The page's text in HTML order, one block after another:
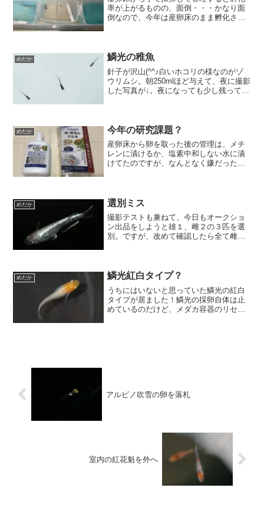
率が上がるものの、面倒・・・かなり面
倒なので、今年は産卵床のまま孵化させ
ってます。2日...
めだか 鱗光の稚魚
針子が沢山(^^♪白いホコリの様なのがゾ
ウリムシ。朝250mlほど与えて、夜に撮影
した写真が↓。夜になっても少し残ってい
めだか 今年の研究課題？
産卵床から卵を取った後の管理は、メチ
レンに漬けるか、塩素中和しない水に漬
けてたのですが、なんとなく嫌だったん
チレンの代用品...
めだか 選別ミス
撮影テストも兼ねて、今日もオークショ
ン出品をしようと雄１、雌２の３匹を選
別。ですが、改めて確認したら全て雌に
1/200, ISO...
めだか 鱗光紅白タイプ？
うちにはいないと思っていた鱗光の紅白
タイプが居ました！鱗光の採卵自体は止
めているのだけど、メダカ容器のリセッ
アルビノ吹雪の卵を落札
室内の紅花魁を外へ